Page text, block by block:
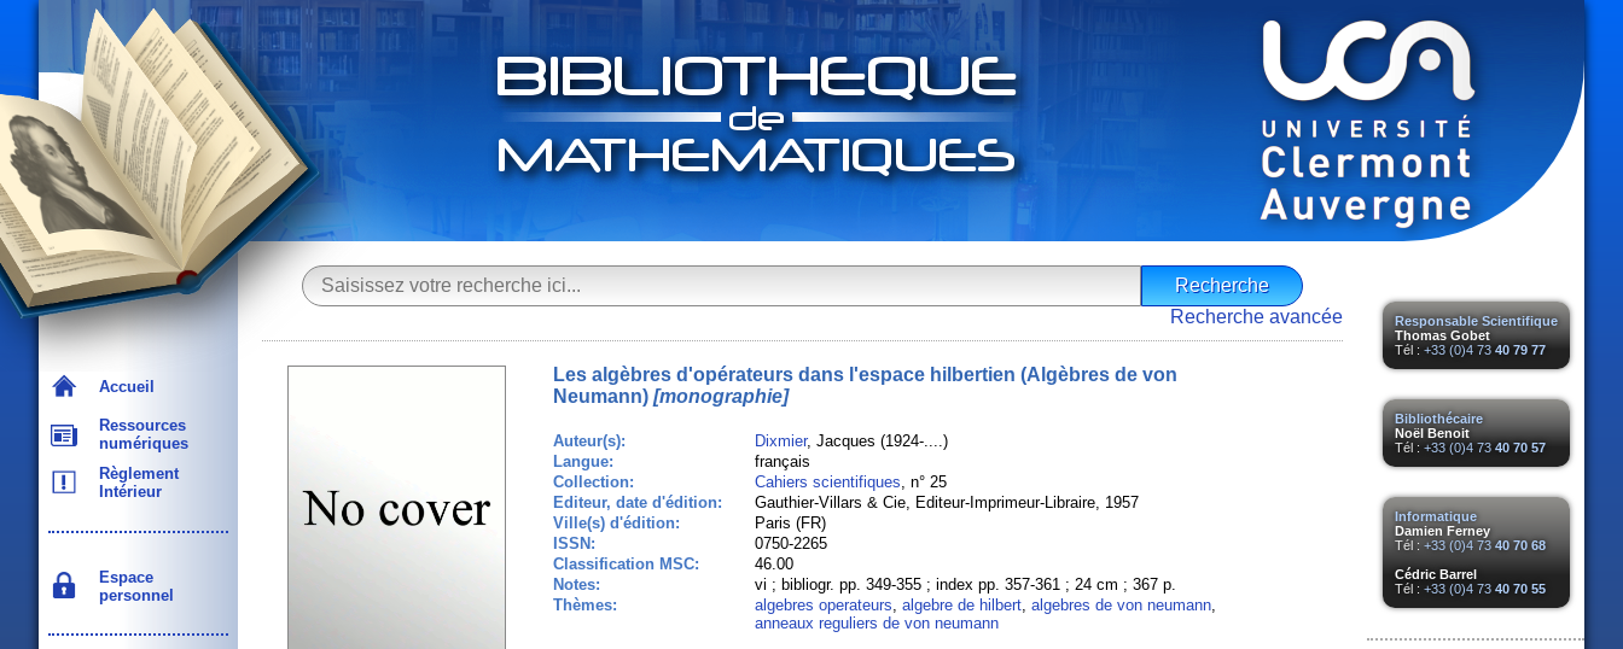
Accueil
Ressources
numériques
Règlement
Intérieur
Espace
personnel
Responsable Scientifique
Thomas Gobet
Tél : +33 (0)4 73 40 79 77
Bibliothécaire
Noël Benoit
Tél : +33 (0)4 73 40 70 57
Informatique
Damien Ferney
Tél : +33 (0)4 73 40 70 68
Cédric Barrel
Tél : +33 (0)4 73 40 70 55
Recherche avancée
Les algèbres d'opérateurs dans l'espace hilbertien (Algèbres de von
Neumann)[monographie]
Auteur(s): Dixmier, Jacques (1924-....)
Langue:
français
Collection:
Cahiers scientifiques, n° 25
Editeur, date d'édition:
Gauthier-Villars & Cie, Editeur-Imprimeur-Libraire, 1957
Ville(s) d'édition:
Paris (FR)
ISSN:
0750-2265
Classification MSC:
46.00
Notes:
vi ; bibliogr. pp. 349-355 ; index pp. 357-361 ; 24 cm ; 367 p.
Thèmes:
algebres operateurs, algebre de hilbert, algebres de von neumann,
anneaux reguliers de von neumann